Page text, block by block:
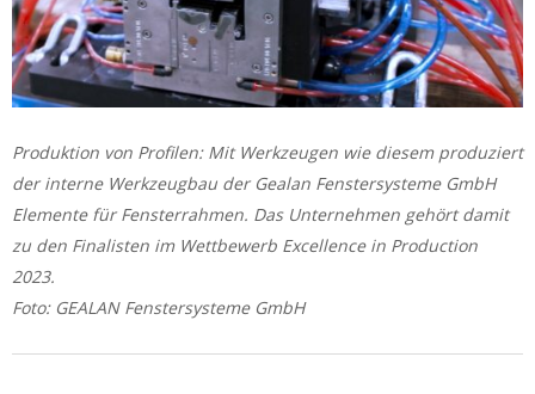
Produktion von Profilen: Mit Werkzeugen wie diesem produziert
der interne Werkzeugbau der Gealan Fenstersysteme GmbH
Elemente für Fensterrahmen. Das Unternehmen gehört damit
zu den Finalisten im Wettbewerb Excellence in Production
2023.
Foto: GEALAN Fenstersysteme GmbH